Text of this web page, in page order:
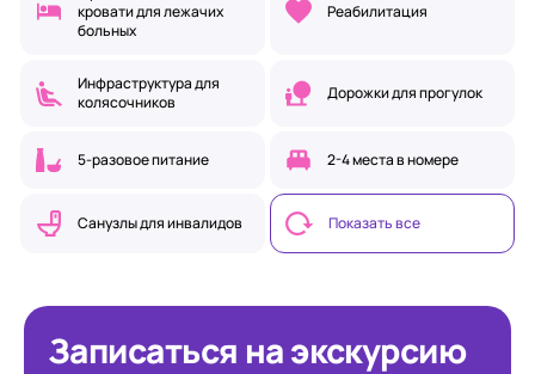
кровати для лежачих
больных
Реабилитация
Инфраструктура для
колясочников
Дорожки для прогулок
5-разовое питание 2-4 места в номере
Санузлы для инвалидов Показать все
Записаться на экскурсию